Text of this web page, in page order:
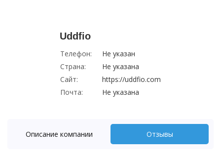
Uddfio
Телефон:
Не указан
Страна:
Не указана
Сайт:
https://uddfio.com
Почта:
Не указана
Описание компании Отзывы